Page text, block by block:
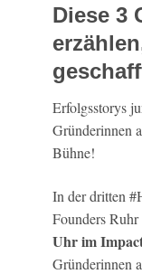
Diese 3
Erfolgsstorys
Gründerinnen
Bühne!
In der dritten
Founders Ruhr
Uhr im
Gründerinnen